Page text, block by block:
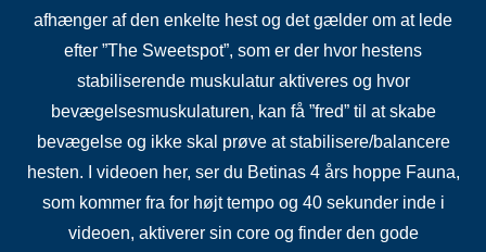
afhænger af den enkelte hest og det gælder om at lede
efter ”The Sweetspot”, som er der hvor hestens
stabiliserende muskulatur aktiveres og hvor
bevægelsesmuskulaturen, kan få ”fred” til at skabe
bevægelse og ikke skal prøve at stabilisere/balancere
hesten. I videoen her, ser du Betinas 4 års hoppe Fauna,
som kommer fra for højt tempo og 40 sekunder inde i
videoen, aktiverer sin core og finder den gode